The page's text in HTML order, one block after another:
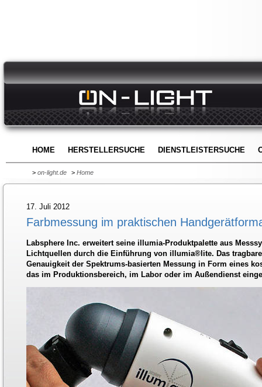
HOME HERSTELLERSUCHE DIENSTLEISTERSUCHE
> on-light.de > Home
17. Juli 2012
Farbmessung im praktischen
Labsphere Inc. erweitert seine illumia-Produktpalette aus
Lichtquellen durch die Einführung von illumia®lite. Das
Genauigkeit der Spektrums-basierten Messung in Form eines
das im Produktionsbereich, im Labor oder im Außendienst